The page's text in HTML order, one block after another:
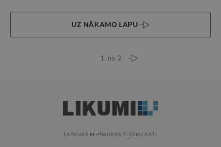
UZ NĀKAMO LAPU
1. no 2
LATVIJAS REPUBLIKAS TIESĪBU AKTI